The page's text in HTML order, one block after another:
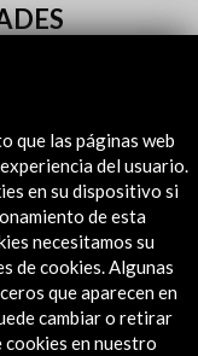
que las páginas web
del usuario.
en su dispositivo si
de esta
necesitamos su
de cookies. Algunas
que aparecen en
cambiar o retirar
en nuestro